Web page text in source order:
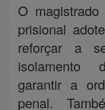
O
prisional
reforçar a
isolamento
garantir a
penal.